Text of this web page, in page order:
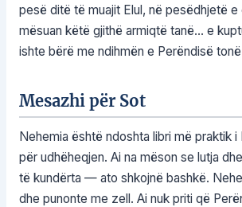
pesë ditë të muajit Elul, në pesëdhjetë e
mësuan këtë gjithë armiqtë tanë… e
ishte bërë me ndihmën e Perëndisë
Mesazhi për Sot
Nehemia është ndoshta libri më praktik
për udhëheqjen. Ai na mëson se lutja
të kundërta — ato shkojnë bashkë.
dhe punonte me zell. Ai nuk priti që